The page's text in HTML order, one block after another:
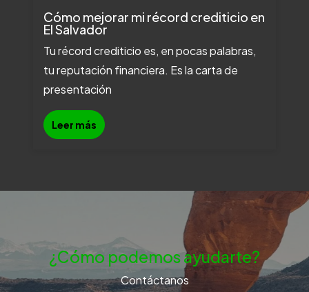
Cómo mejorar mi récord crediticio en
El Salvador
Tu récord crediticio es, en pocas palabras,
tu reputación financiera. Es la carta de
presentación
Leer más
¿Cómo podemos ayudarte?
Contáctanos